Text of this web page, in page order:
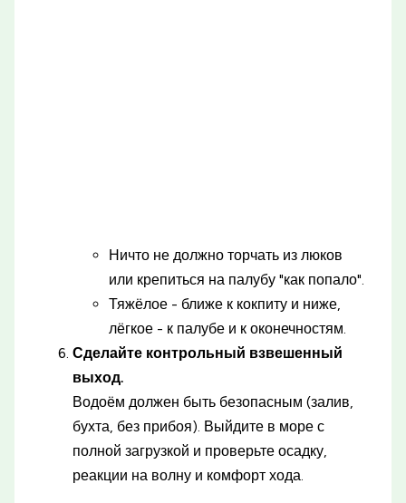
Ничто не должно торчать из люков
или крепиться на палубу "как попало".
Тяжёлое - ближе к кокпиту и ниже,
лёгкое - к палубе и к оконечностям.
Сделайте контрольный взвешенный
выход.
Водоём должен быть безопасным (залив,
бухта, без прибоя). Выйдите в море с
полной загрузкой и проверьте осадку,
реакции на волну и комфорт хода.